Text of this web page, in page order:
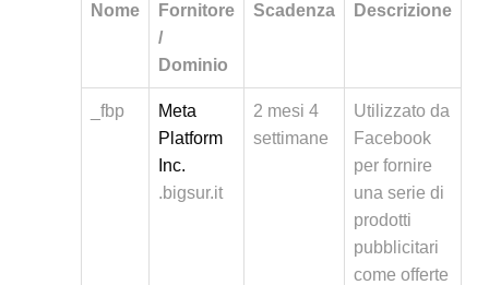
Nome
Fornitore
/
Dominio
Scadenza Descrizione
_fbp
Meta
Platform
Inc.
.bigsur.it
2 mesi 4
settimane
Utilizzato da
Facebook
per fornire
una serie di
prodotti
pubblicitari
come offerte